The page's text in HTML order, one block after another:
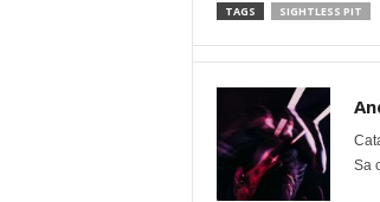
TAGS SIGHTLESS PIT
Sa